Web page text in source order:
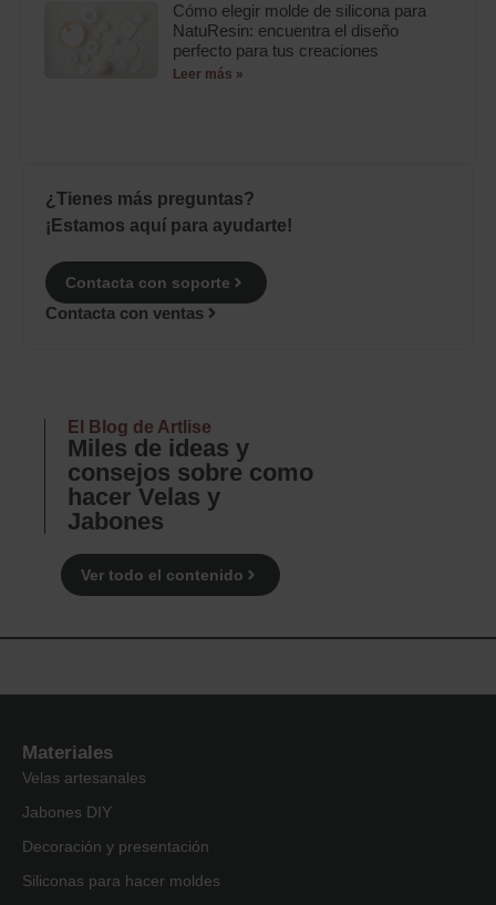
Cómo elegir molde de silicona para
NatuResin: encuentra el diseño
perfecto para tus creaciones
Leer más »
¿Tienes más preguntas?
¡Estamos aquí para ayudarte!
Contacta con soporte
Contacta con ventas
El Blog de Artlise
Miles de ideas y
consejos sobre como
hacer Velas y
Jabones
Ver todo el contenido
Materiales
Velas artesanales
Jabones DIY
Decoración y presentación
Siliconas para hacer moldes